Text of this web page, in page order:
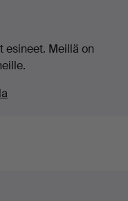
esineet. Meillä on